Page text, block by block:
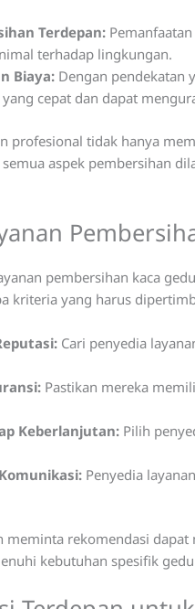
Terdepan:
terhadap lingkungan.
Biaya: Dengan pendekatan
cepat dan dapat
profesional tidak hanya
aspek pembersihan
pembersihan kaca
kriteria yang harus
Cari penyedia
Pastikan mereka
Keberlanjutan: Pilih
Penyedia
meminta rekomendasi
kebutuhan spesifik